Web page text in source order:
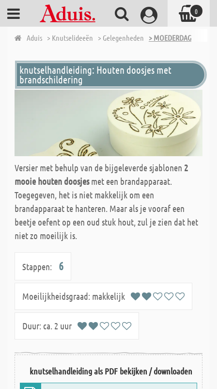
Aduis > Knutselideeën > Gelegenheden > MOEDERDAG
knutselhandleiding: Houten doosjes met
brandschildering
Versier met behulp van de bijgeleverde sjablonen 2
mooie houten doosjesmet een brandapparaat.
Toegegeven, het is niet makkelijk om een
brandapparaat te hanteren. Maar als je vooraf een
beetje oefent op een oud stuk hout, zul je zien dat het
niet zo moeilijk is.
Stappen: 6
Moeilijkheidsgraad: makkelijk
Duur: ca. 2 uur
knutselhandleiding als PDF bekijken / downloaden
0